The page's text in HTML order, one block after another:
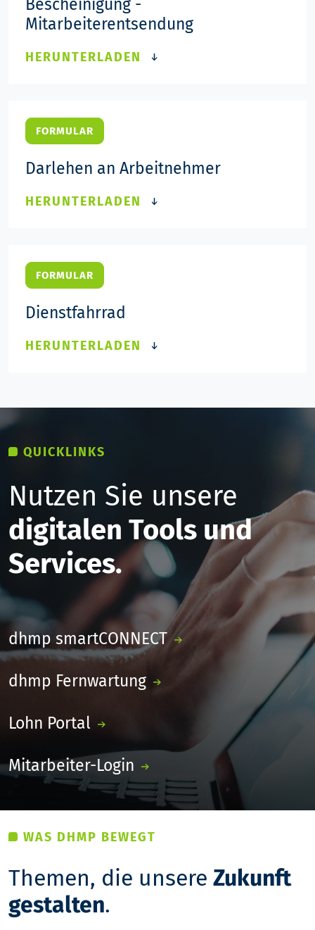
Bescheinigung -
Mitarbeiterentsendung
HERUNTERLADEN
FORMULAR
Darlehen an Arbeitnehmer
HERUNTERLADEN
FORMULAR
Dienstfahrrad
HERUNTERLADEN
QUICKLINKS
Nutzen Sie unsere
digitalen Tools und
Services.
dhmp smartCONNECT
dhmp Fernwartung
Lohn Portal
Mitarbeiter-Login
WAS DHMP BEWEGT
Themen, die unsere Zukunft
gestalten.